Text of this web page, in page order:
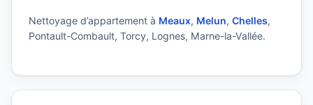
Nettoyage d’appartement à Meaux, Melun, Chelles,
Pontault-Combault, Torcy, Lognes, Marne-la-Vallée.